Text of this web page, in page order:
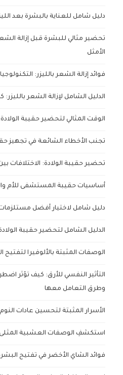
دليل شامل للعناية بالبشرة بعد
تحضير مثالي للبشرة قبل إزالة
الأمثل
فوائد إزالة الشعر بالليزر:
الدليل الشامل لإزالة الشعر
الوقت المثالي لتحضير حقيبة
تجنب الأخطاء الشائعة في تجهيز
تحضير حقيبة الولادة: الاختلافات
أساسيات حقيبة المستشفى للأم
دليل شامل لاختيار أفضل مستلزمات
الدليل الشامل لتحضير حقيبة
الوصفات المثبتة بالألوفيرا
التأثير النفسي للأرق: كيف تؤثر
وطرق التعامل معها
الأسرار المثبتة لتحسين عادات
استكشفِ الوصفات العشبية المثلى
فوائد الشاي الأخضر في تفتيح